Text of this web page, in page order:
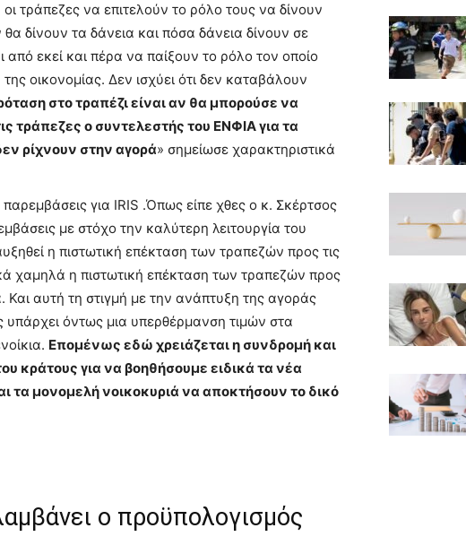
τράπεζες να επιτελούν το ρόλο τους να δίνουν
δίνουν τα δάνεια και πόσα δάνεια δίνουν σε
από εκεί και πέρα να παίξουν το ρόλο τον οποίο
οικονομίας. Δεν ισχύει ότι δεν καταβάλουν
στο τραπέζι είναι αν θα μπορούσε να
τράπεζες ο συντελεστής του ΕΝΦΙΑ για τα
ρίχνουν στην αγορά» σημείωσε χαρακτηριστικά
για IRIS .Όπως είπε χθες ο κ. Σκέρτσος
με στόχο την καλύτερη λειτουργία του
η πιστωτική επέκταση των τραπεζών προς τις
χαμηλά η πιστωτική επέκταση των τραπεζών προς
Και αυτή τη στιγμή με την ανάπτυξη της αγοράς
υπάρχει όντως μια υπερθέρμανση τιμών στα
Επομένως εδώ χρειάζεται η συνδρομή και
κράτους για να βοηθήσουμε ειδικά τα νέα
τα μονομελή νοικοκυριά να αποκτήσουν το δικό
ο προϋπολογισμός